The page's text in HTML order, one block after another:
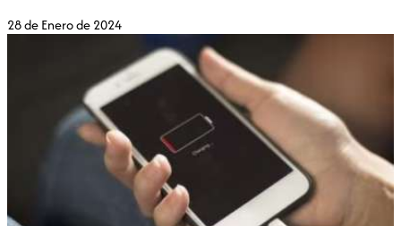
28 de Enero de 2024